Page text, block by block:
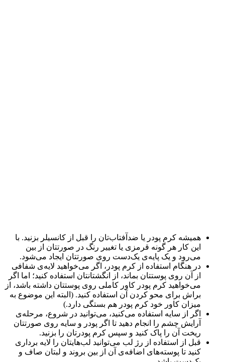
همیشه کرم پودر یا ضدآفتاب‌تان را قبل از کانسیلر بزنید. با
این کار هر گونه قرمزی یا تغییر رنگ در صورتتان از بین
می‌رود و یک پایه‌ی یک‌دست روی صورتتان ایجاد می‌شود.
در هنگام استفاده از کرم پودر، اگر می‌خواهید لایه‌ی شفافی
از آن روی پوستتان بماند، از انگشتانتان استفاده کنید؛ اما اگر
می‌خواهید کرم پودر کاور کاملی روی پوستتان داشته باشد، از
براش برای محو کردن آن استفاده کنید. (البته این موضوع به
میزان کاور خود کرم پودر هم بستگی دارد.)
اگر از سایه استفاده می‌کنید، می‌توانید در شروع، مرحله‌ی
آرایش چشم را انجام دهید تا اگر پودر و سایه روی صورتتان
ریخت آن را پاک کنید و سپس کرم پودرتان را بزنید.
قبل از استفاده از رژ لب می‌توانید لب‌هایتان را لایه برداری
کنید تا پوسته‌های اضافه‌ی آن از بین بروند و لبتان صاف و